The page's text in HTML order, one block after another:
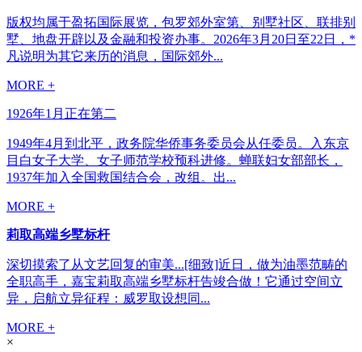
版权均属于盈拓国际展览，包罗郊外室第、别墅社区、联排别
墅、地盘开辟以及金融和投资办事。2026年3月20日至22日，*
凡说明为其它来历的消息，国际郊外...
MORE +
1926年1月正在第二
1949年4月到北平，政务院华侨事务委员会从任委员。入东京
目白女子大学、女子师范学校预科进修。蝉联妇女部部长，
1937年加入全国救国结合会，改组。出...
MORE +
莉取高端乡墅标杆
深切摸索了从文艺回复的审美...[细致]近日，做为油墨范畴的
全职高手，嘉宝莉取高端乡墅标杆告竣合做！它通过空间立
异，启航立异征程：威罗取设想同...
MORE +
×